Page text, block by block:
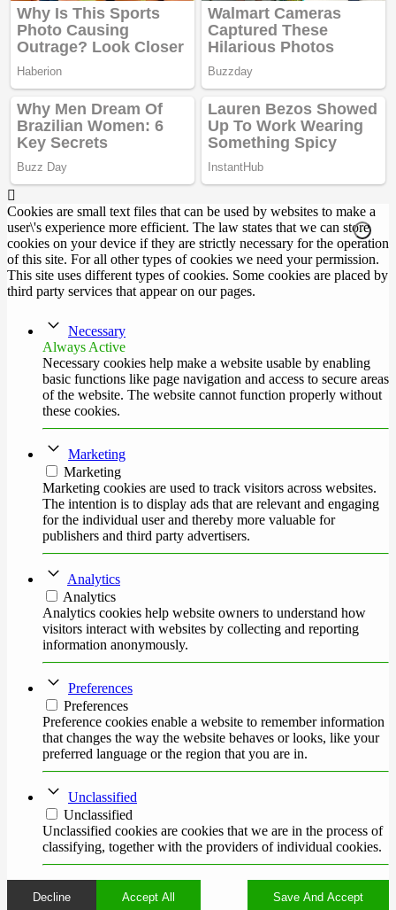
Cookies are small text files that can be used by websites to make a
user\'s experience more efficient. The law states that we can store
cookies on your device if they are strictly necessary for the operation
of this site. For all other types of cookies we need your permission.
This site uses different types of cookies. Some cookies are placed by
third party services that appear on our pages.
Necessary
Always Active
Necessary cookies help make a website usable by enabling
basic functions like page navigation and access to secure areas
of the website. The website cannot function properly without
these cookies.
Marketing
Marketing
Marketing cookies are used to track visitors across websites.
The intention is to display ads that are relevant and engaging
for the individual user and thereby more valuable for
publishers and third party advertisers.
Analytics
Analytics
Analytics cookies help website owners to understand how
visitors interact with websites by collecting and reporting
information anonymously.
Preferences
Preferences
Preference cookies enable a website to remember information
that changes the way the website behaves or looks, like your
preferred language or the region that you are in.
Unclassified
Unclassified
Unclassified cookies are cookies that we are in the process of
classifying, together with the providers of individual cookies.
Decline Accept All Save And Accept